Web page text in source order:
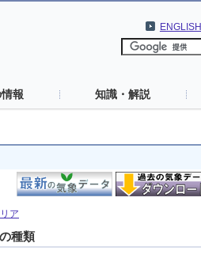
ENGLISH
報 知識・解説
ア
種類